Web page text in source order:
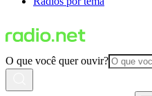
O que você quer ouvir?